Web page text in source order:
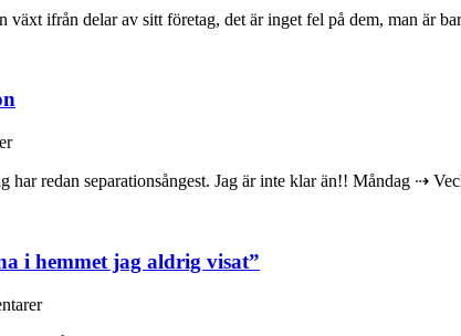
växt ifrån delar av sitt företag, det är inget fel på dem, man är
har redan separationsångest. Jag är inte klar än!! Måndag ⇢
i hemmet jag aldrig visat”